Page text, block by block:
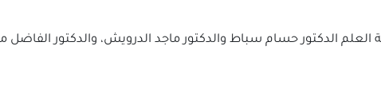
العلم الدكتور حسام سباط والدكتور ماجد الدرويش، والدكتور